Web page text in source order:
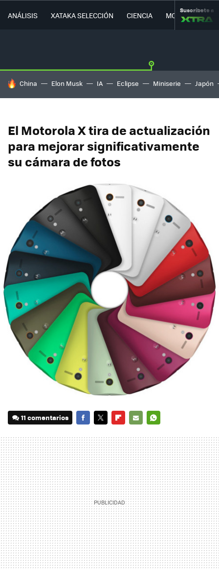
ANÁLISIS XATAKA SELECCIÓN CIENCIA MOVILIDAD
Suscríbete a
HOY SE HABLA DE
China Elon Musk IA Eclipse Miniserie Japón
El Motorola X tira de actualización
para mejorar significativamente
su cámara de fotos
11 comentarios
MAIL